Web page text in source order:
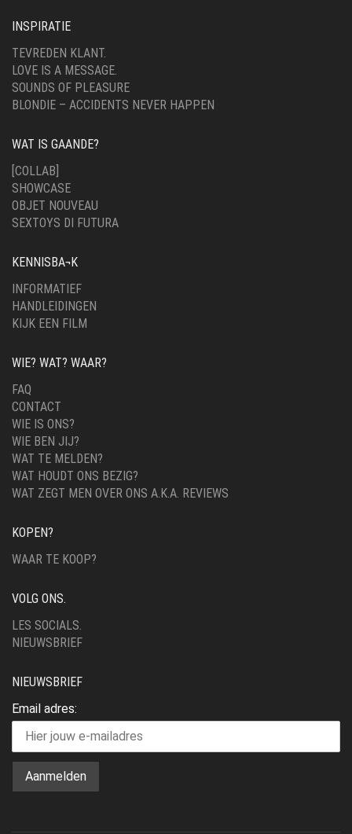
INSPIRATIE
TEVREDEN KLANT.
LOVE IS A MESSAGE.
SOUNDS OF PLEASURE
BLONDIE – ACCIDENTS NEVER HAPPEN
WAT IS GAANDE?
[COLLAB]
SHOWCASE
OBJET NOUVEAU
SEXTOYS DI FUTURA
KENNISBA¬K
INFORMATIEF
HANDLEIDINGEN
KIJK EEN FILM
WIE? WAT? WAAR?
FAQ
CONTACT
WIE IS ONS?
WIE BEN JIJ?
WAT TE MELDEN?
WAT HOUDT ONS BEZIG?
WAT ZEGT MEN OVER ONS A.K.A. REVIEWS
KOPEN?
WAAR TE KOOP?
VOLG ONS.
LES SOCIALS.
NIEUWSBRIEF
NIEUWSBRIEF
Email adres: